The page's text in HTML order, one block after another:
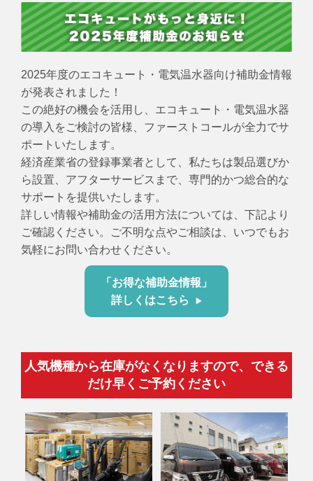
2025年度のエコキュート・電気温水器向け補助金情報
が発表されました！
この絶好の機会を活用し、エコキュート・電気温水器
の導入をご検討の皆様、ファーストコールが全力でサ
ポートいたします。
経済産業省の登録事業者として、私たちは製品選びか
ら設置、アフターサービスまで、専門的かつ総合的な
サポートを提供いたします。
詳しい情報や補助金の活用方法については、下記より
ご確認ください。ご不明な点やご相談は、いつでもお
気軽にお問い合わせください。
「お得な補助金情報」
詳しくはこちら
人気機種から在庫がなくなりますので、できる
だけ早くご予約ください